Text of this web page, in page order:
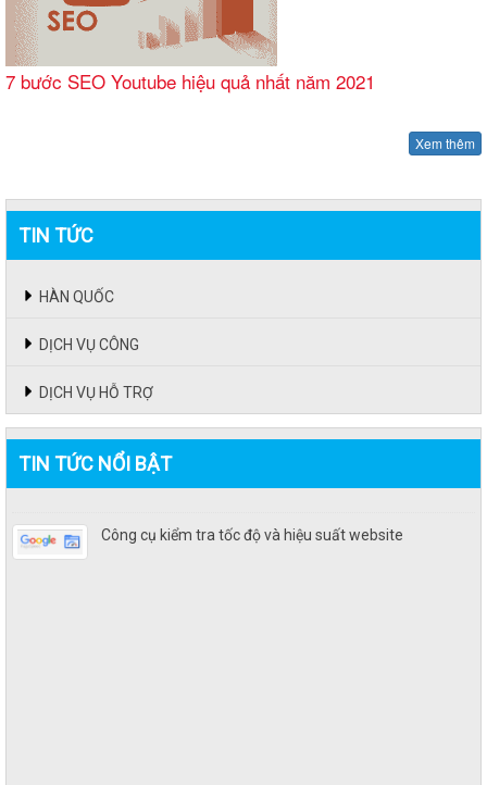
7 bước SEO Youtube hiệu quả nhất năm 2021
Xem thêm
TIN TỨC
HÀN QUỐC
DỊCH VỤ CÔNG
DỊCH VỤ HỖ TRỢ
TIN TỨC NỔI BẬTCông cụ kiểm tra tốc độ và hiệu suất website
Công cụ kiểm tra tốc độ và hiệu suất website